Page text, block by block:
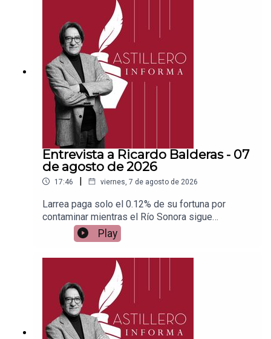
PayPal:https://www.paypal.me/julioastilleroCuent
a para hacer transferencias a cuenta BBVA a
nombre de Julio Hernández López:
1539408017CLABE: 012 320 01539408017
2Tienda:https://julioastillerotienda.com/
Entrevista a Ricardo Balderas - 07
de agosto de 2026
17:46 | viernes, 7 de agosto de 2026
Larrea paga solo el 0.12% de su fortuna por
contaminar mientras el Río Sonora sigue
abandonadoEnlace para apoyar vía
Patreon:https://www.patreon.com/julioastilleroEnl
PayPal:https://www.paypal.me/julioastilleroCuent
a para hacer transferencias a cuenta BBVA a
nombre de Julio Hernández López:
1539408017CLABE: 012 320 01539408017
2Tienda:https://julioastillerotienda.com/
Play